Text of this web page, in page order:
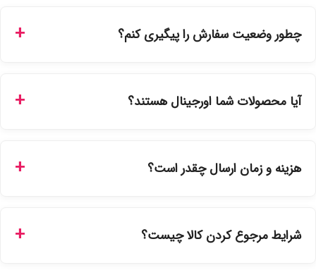
چطور وضعیت سفارش را پیگیری کنم؟
سفارشات در سایت، وضعیت لحظه‌ای مرسوله را مشاهده کنید.
آیا محصولات شما اورجینال هستند؟
نمایندگی‌های معتبر تهیه شده و دارای بچ‌کد قابل استعلام هستند.
هزینه و زمان ارسال چقدر است؟
انتخاب کنید و برای شهرستان‌ها بین یک الی ۳ روز کاری از طریق
شرایط مرجوع کردن کالا چیست؟